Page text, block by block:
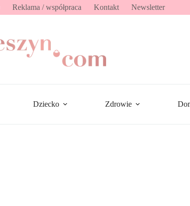
Reklama / współpraca Kontakt Newsletter
Dziecko Zdrowie